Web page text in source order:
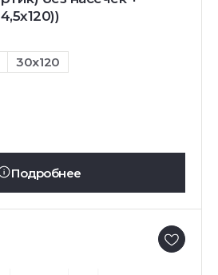
30x120
Подробнее